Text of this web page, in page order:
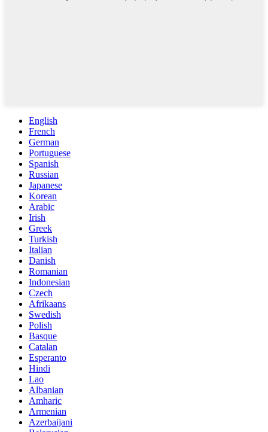
English
French
German
Portuguese
Spanish
Russian
Japanese
Korean
Arabic
Irish
Greek
Turkish
Italian
Danish
Romanian
Indonesian
Czech
Afrikaans
Swedish
Polish
Basque
Catalan
Esperanto
Hindi
Lao
Albanian
Amharic
Armenian
Azerbaijani